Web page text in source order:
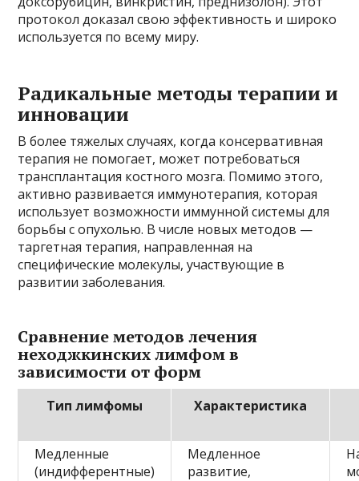
протокол доказал свою эффективность и широко
используется по всему миру.
Радикальные методы терапии и
инновации
В более тяжелых случаях, когда консервативная
терапия не помогает, может потребоваться
трансплантация костного мозга. Помимо этого,
активно развивается иммунотерапия, которая
использует возможности иммунной системы для
борьбы с опухолью. В числе новых методов —
таргетная терапия, направленная на
специфические молекулы, участвующие в
развитии заболевания.
Сравнение методов лечения
неходжкинских лимфом в
зависимости от форм
Тип лимфомы Характеристика
Медленные
(индифферентные)
Медленное
развитие,